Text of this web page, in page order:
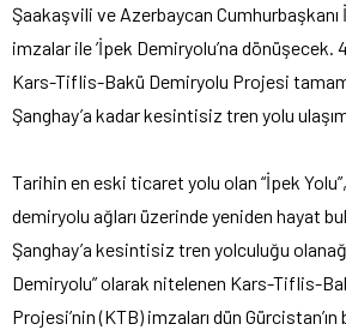
Şaakaşvili ve Azerbaycan Cumhurbaşkanı
imzalar ile ’İpek Demiryolu’na dönüşecek.
Kars-Tiflis-Bakü Demiryolu Projesi
Şanghay’a kadar kesintisiz tren yolu
Tarihin en eski ticaret yolu olan “İpek
demiryolu ağları üzerinde yeniden hayat
Şanghay’a kesintisiz tren yolculuğu
Demiryolu” olarak nitelenen Kars-Tiflis-
Projesi’nin (KTB) imzaları dün Gürcistan’ın